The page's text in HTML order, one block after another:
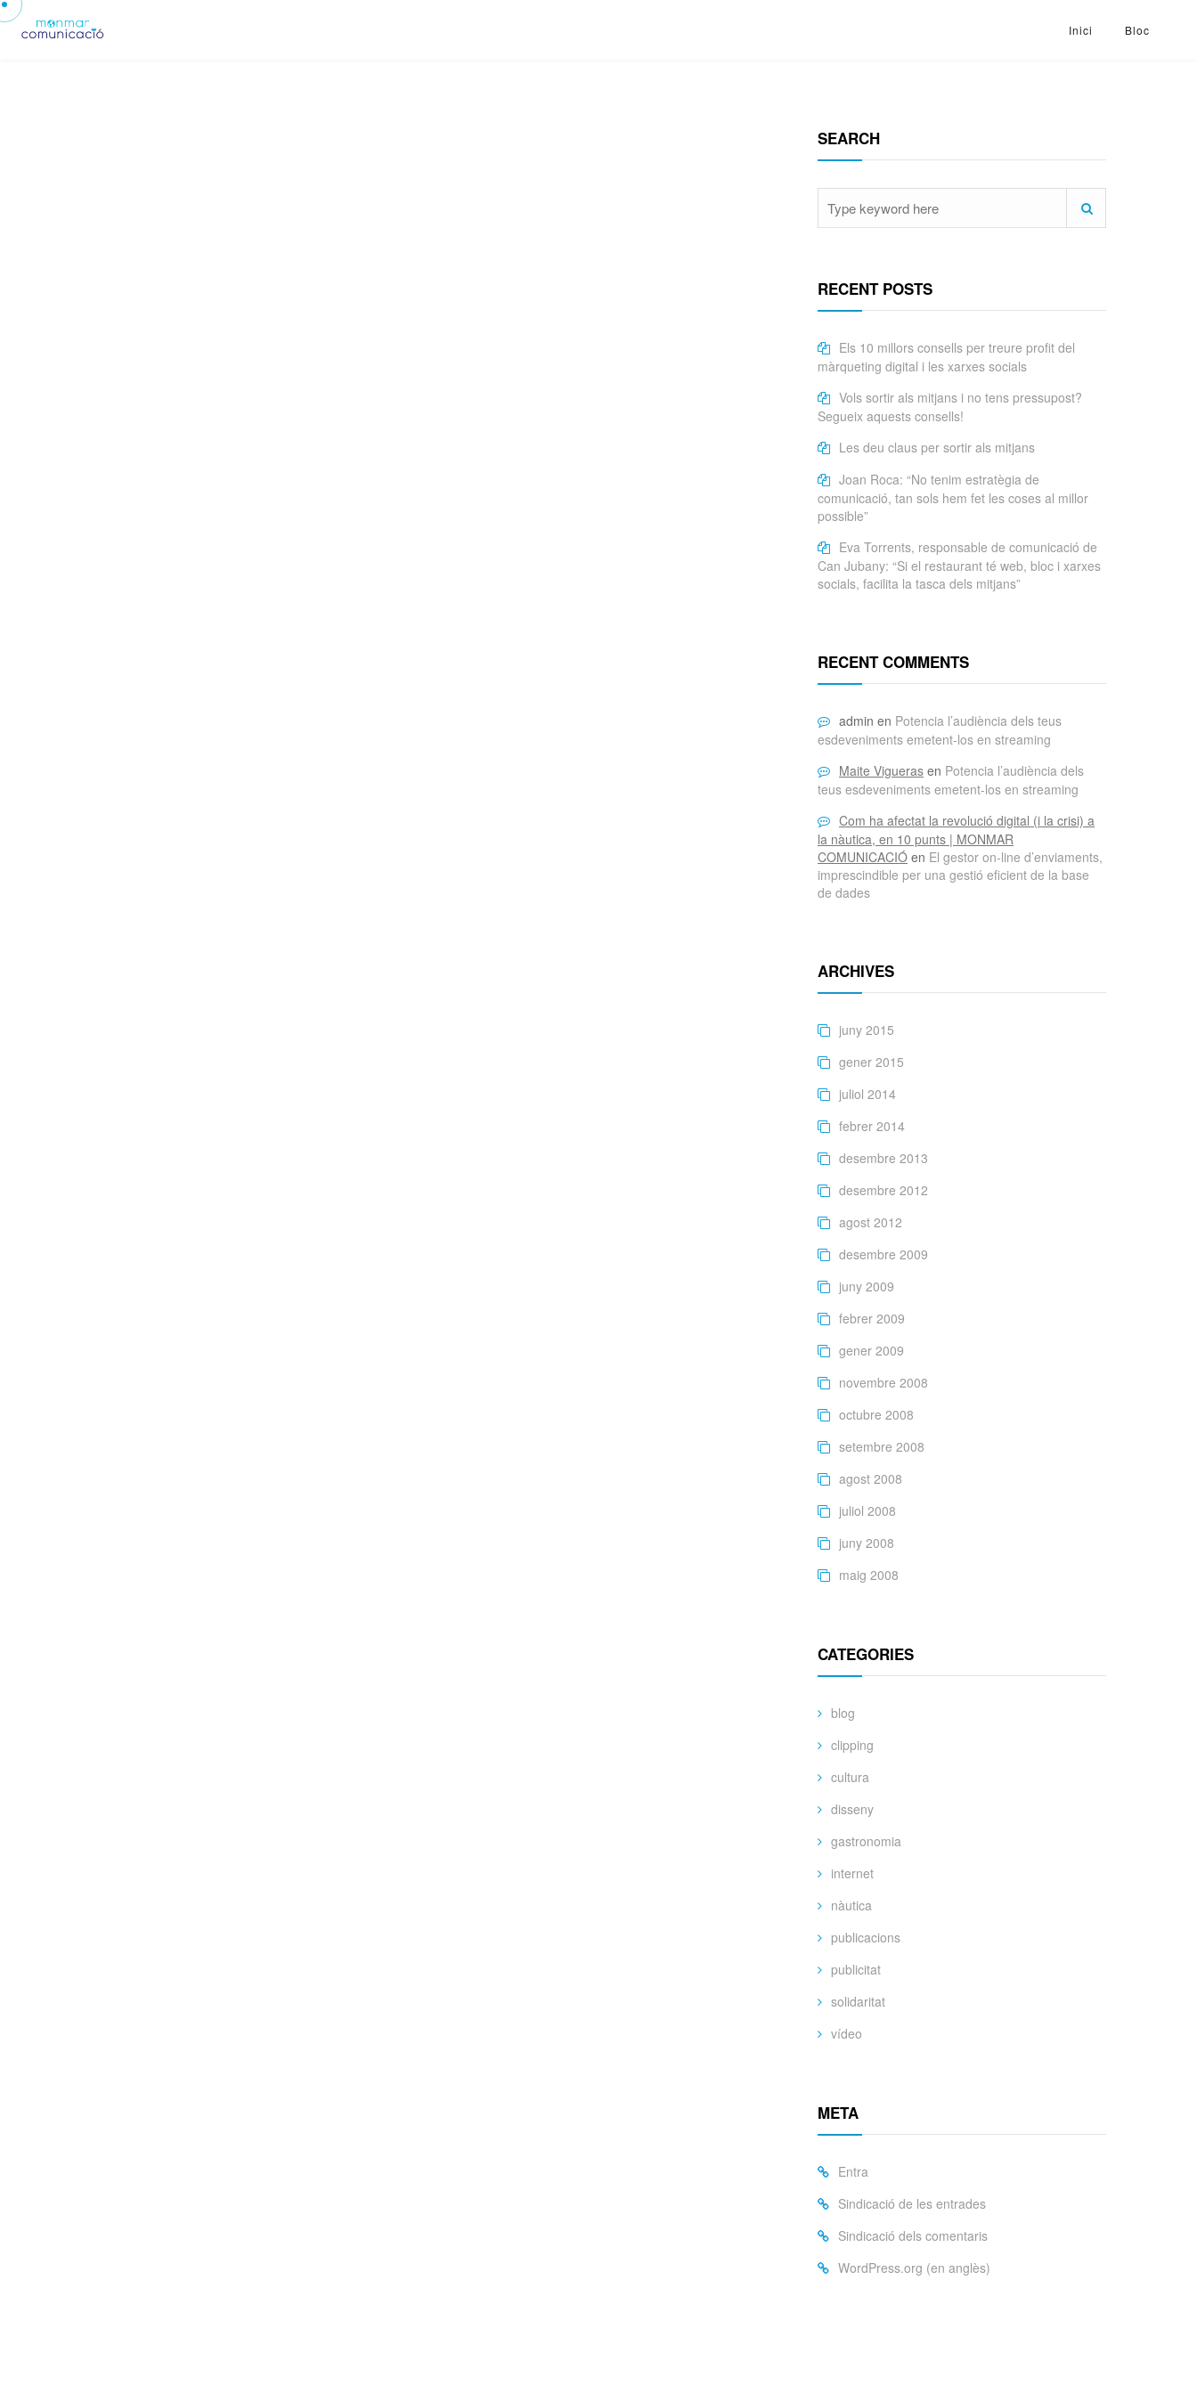
Inici Bloc
SEARCH
RECENT POSTS
Els 10 millors consells per treure profit del
màrqueting digital i les xarxes socials
Vols sortir als mitjans i no tens pressupost?
Segueix aquests consells!
Les deu claus per sortir als mitjans
Joan Roca: “No tenim estratègia de
comunicació, tan sols hem fet les coses al millor
possible”
Eva Torrents, responsable de comunicació de
Can Jubany: “Si el restaurant té web, bloc i xarxes
socials, facilita la tasca dels mitjans”
RECENT COMMENTS
admin en Potencia l’audiència dels teus
esdeveniments emetent-los en streaming
Maite Vigueras en Potencia l’audiència dels
teus esdeveniments emetent-los en streaming
Com ha afectat la revolució digital (i la crisi) a
la nàutica, en 10 punts | MONMAR
COMUNICACIÓ en El gestor on-line d’enviaments,
imprescindible per una gestió eficient de la base
de dades
ARCHIVES
juny 2015
gener 2015
juliol 2014
febrer 2014
desembre 2013
desembre 2012
agost 2012
desembre 2009
juny 2009
febrer 2009
gener 2009
novembre 2008
octubre 2008
setembre 2008
agost 2008
juliol 2008
juny 2008
maig 2008
CATEGORIES
blog
clipping
cultura
disseny
gastronomia
internet
nàutica
publicacions
publicitat
solidaritat
vídeo
META
Entra
Sindicació de les entrades
Sindicació dels comentaris
WordPress.org (en anglès)